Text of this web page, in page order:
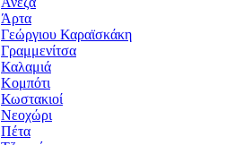
Άρτα
Γεώργιου Καραϊσκάκη
Γραμμενίτσα
Καλαμιά
Κομπότι
Κωστακιοί
Νεοχώρι
Πέτα